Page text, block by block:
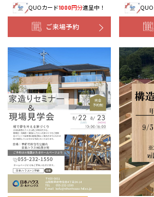
QUOカード1000円分進呈中！
ご来場予約